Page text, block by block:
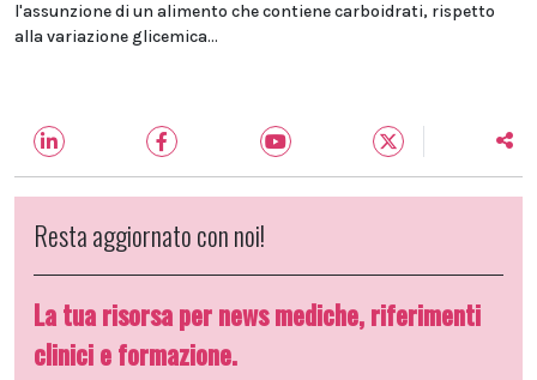
l'assunzione di un alimento che contiene carboidrati, rispetto
alla variazione glicemica...
Resta aggiornato con noi!
La tua risorsa per news mediche, riferimenti
clinici e formazione.